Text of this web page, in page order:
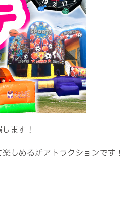
ます！
しめる新アトラクションです！